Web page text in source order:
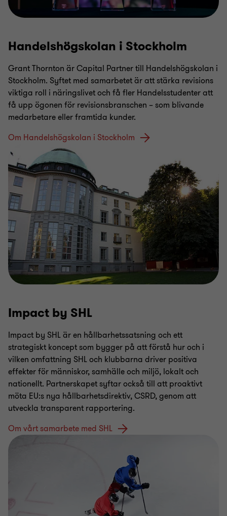
Handelshögskolan i Stockholm
Grant Thornton är Capital Partner till Handelshögskolan i
Stockholm. Syftet med samarbetet är att stärka revisions
viktiga roll i näringslivet och få fler Handelsstudenter att
få upp ögonen för revisionsbranschen – som blivande
medarbetare eller framtida kunder.
Om Handelshögskolan i Stockholm
Impact by SHL
Impact by SHL är en hållbarhetssatsning och ett
strategiskt koncept som bygger på att förstå hur och i
vilken omfattning SHL och klubbarna driver positiva
effekter för människor, samhälle och miljö, lokalt och
nationellt. Partnerskapet syftar också till att proaktivt
möta EU:s nya hållbarhetsdirektiv, CSRD, genom att
utveckla transparent rapportering.
Om vårt samarbete med SHL